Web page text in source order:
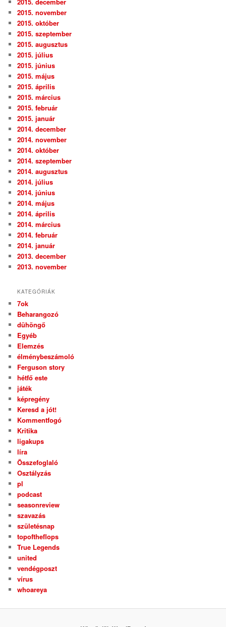
2015. november
2015. október
2015. szeptember
2015. augusztus
2015. július
2015. június
2015. május
2015. április
2015. március
2015. február
2015. január
2014. december
2014. november
2014. október
2014. szeptember
2014. augusztus
2014. július
2014. június
2014. május
2014. április
2014. március
2014. február
2014. január
2013. december
2013. november
KATEGÓRIÁK
7ok
Beharangozó
dühöngő
Egyéb
Elemzés
élménybeszámoló
Ferguson story
hétfő este
játék
képregény
Keresd a jót!
Kommentfogó
Kritika
ligakups
líra
Összefoglaló
Osztályzás
pl
podcast
seasonreview
szavazás
születésnap
topoftheflops
True Legends
united
vendégposzt
vírus
whoareya